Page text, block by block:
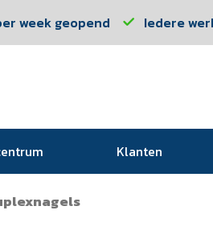
week geopend Iedere
Klanten